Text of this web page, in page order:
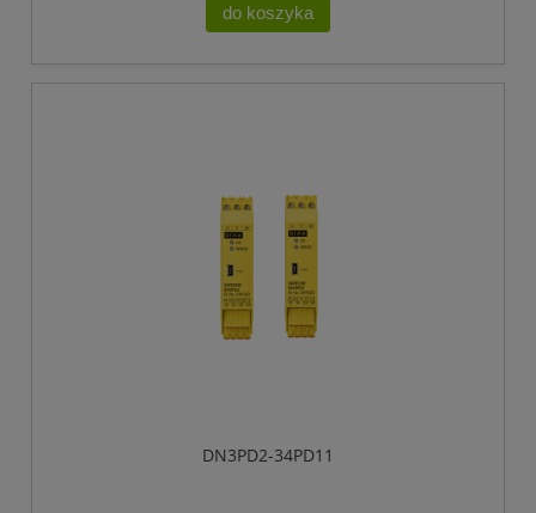
do koszyka
DN3PD2-34PD11